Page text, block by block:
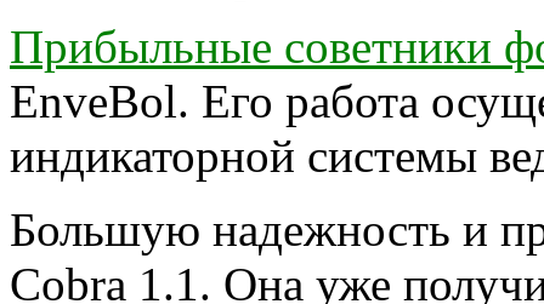
Прибыльные советники
EnveBol. Его работа
индикаторной системы
Большую надежность и
Cobra 1.1. Она уже